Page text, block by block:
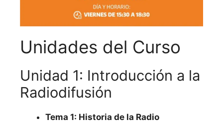
Unidades del Curso
Unidad 1: Introducción a la
Radiodifusión
Tema 1: Historia de la Radio